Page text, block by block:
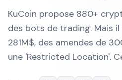
KuCoin propose 880+
des bots de trading. Mais il
281M$, des amendes de
une 'Restricted Location'.